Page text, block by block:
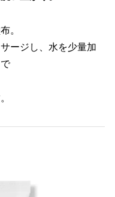
。
ージし、水を少量加